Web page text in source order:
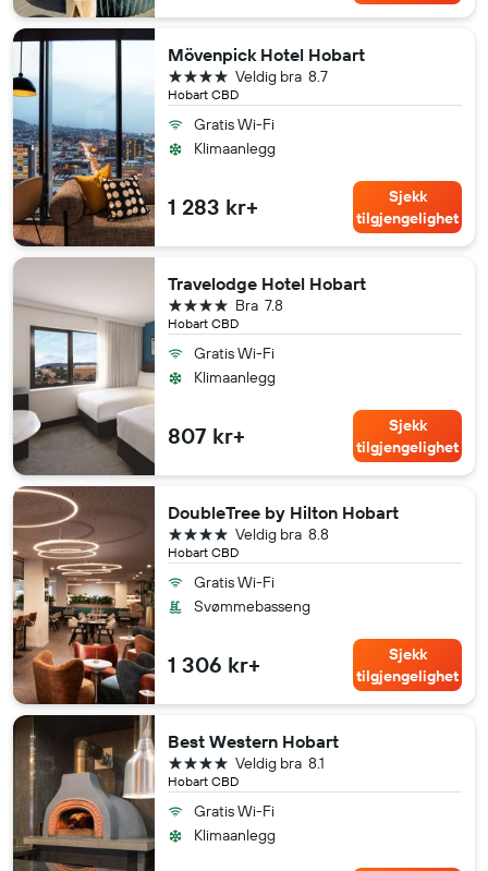
Mövenpick Hotel Hobart
Hobart CBD
8.7
Veldig bra
4 stjerner
Gratis Wi-Fi
Klimaanlegg
1 283 kr+
Sjekk
tilgjengelighet
Travelodge Hotel Hobart
Hobart CBD
7.8
Bra
4 stjerner
Gratis Wi-Fi
Klimaanlegg
807 kr+
Sjekk
tilgjengelighet
DoubleTree by Hilton Hobart
Hobart CBD
8.8
Veldig bra
4 stjerner
Gratis Wi-Fi
Svømmebasseng
1 306 kr+
Sjekk
tilgjengelighet
Best Western Hobart
Hobart CBD
8.1
Veldig bra
4 stjerner
Gratis Wi-Fi
Klimaanlegg